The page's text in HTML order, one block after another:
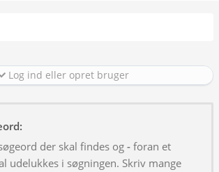
Log ind eller opret bruger
der skal findes og - foran et
udelukkes i søgningen. Skriv mange